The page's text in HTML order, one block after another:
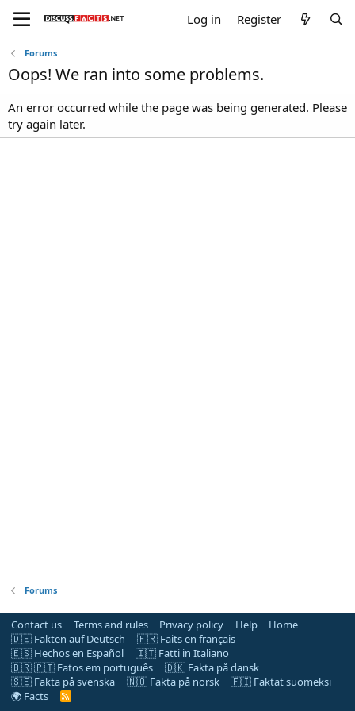
Log in Register
Forums
Oops! We ran into some problems.
An error occurred while the page was being generated. Please
try again later.
Forums
Contact us Terms and rules Privacy policy Help
Home
🇩🇪 Fakten auf Deutsch
🇫🇷 Faits en français
🇪🇸 Hechos en Español
🇮🇹 Fatti in Italiano
🇧🇷 🇵🇹 Fatos em português
🇩🇰 Fakta på dansk
🇸🇪 Fakta på svenska
🇳🇴 Fakta på norsk
🇫🇮 Faktat suomeksi
🌍 Facts
R